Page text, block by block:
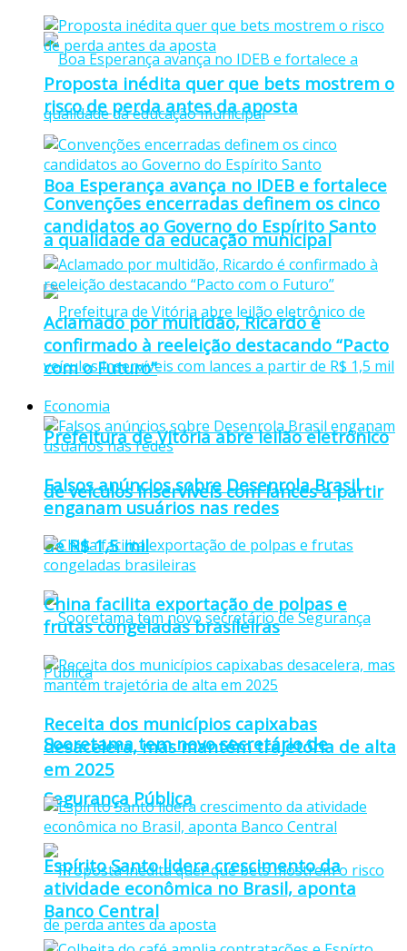
Boa Esperança avança no IDEB e fortalece
a qualidade da educação municipal
Prefeitura de Vitória abre leilão eletrônico
de veículos inservíveis com lances a partir
de R$ 1,5 mil
Sooretama tem novo secretário de
Segurança Pública
Proposta inédita quer que bets mostrem o
risco de perda antes da aposta
Convenções encerradas definem os cinco
candidatos ao Governo do Espírito Santo
Aclamado por multidão, Ricardo é
confirmado à reeleição destacando “Pacto
com o Futuro”
Economia
Falsos anúncios sobre Desenrola Brasil
enganam usuários nas redes
China facilita exportação de polpas e
frutas congeladas brasileiras
Receita dos municípios capixabas
desacelera, mas mantém trajetória de alta
em 2025
Espírito Santo lidera crescimento da
atividade econômica no Brasil, aponta
Banco Central